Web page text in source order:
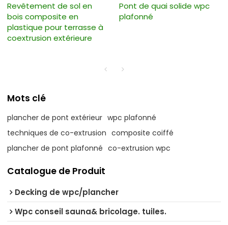
Revêtement de sol en
bois composite en
plastique pour terrasse à
coextrusion extérieure
Pont de quai solide wpc
plafonné
Mots clé
plancher de pont extérieur wpc plafonné
techniques de co-extrusion composite coiffé
plancher de pont plafonné co-extrusion wpc
Catalogue de Produit
Decking de wpc/plancher
Wpc conseil sauna& bricolage. tuiles.